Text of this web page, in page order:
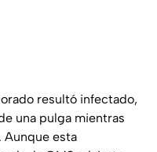
resultó infectado,
una pulga mientras
Aunque esta